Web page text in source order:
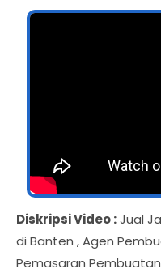
Diskripsi Video :Jual
di Banten , Agen
Pemasaran